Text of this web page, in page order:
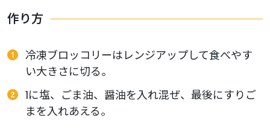
作り方
冷凍ブロッコリーはレンジアップして食べやす
い大きさに切る。
1に塩、ごま油、醤油を入れ混ぜ、最後にすりご
まを入れあえる。